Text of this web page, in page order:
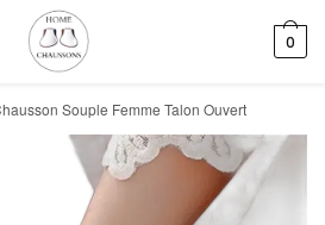
0
Souple Femme Talon Ouvert